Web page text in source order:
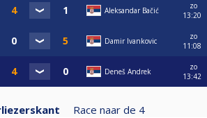
Aleksandar Bačić
zo
13:20
Damir Ivankovic
zo
11:08
Deneš Andrek
zo
13:42
Race naar de 4